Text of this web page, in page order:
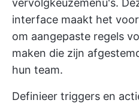
vervolgkeuzemenu's.
interface maakt het
om aangepaste regels
maken die zijn
hun team.
Definieer triggers en